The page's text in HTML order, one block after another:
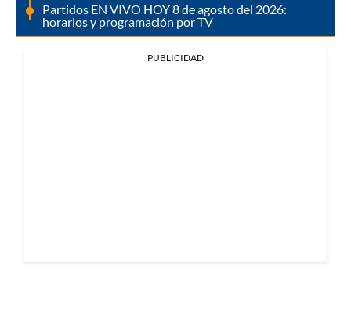
Partidos EN VIVO HOY 8 de agosto del 2026:
horarios y programación por TV
PUBLICIDAD